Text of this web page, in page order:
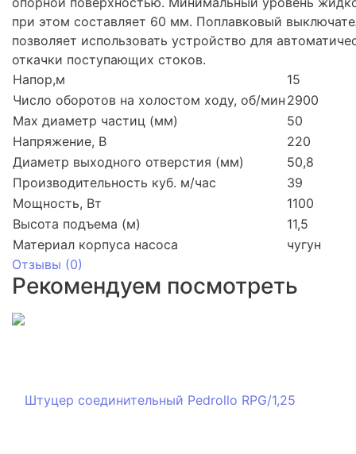
при этом составляет 60 мм. Поплавковый
позволяет использовать устройство для
откачки поступающих стоков.
Напор,м
15
Число оборотов на холостом ходу, об/мин 2900
Мах диаметр частиц (мм)
50
Напряжение, В
220
Диаметр выходного отверстия (мм)
50,8
Производительность куб. м/час
39
Мощность, Вт
1100
Высота подъема (м)
11,5
Материал корпуса насоса
чугун
Отзывы (0)
Рекомендуем посмотреть